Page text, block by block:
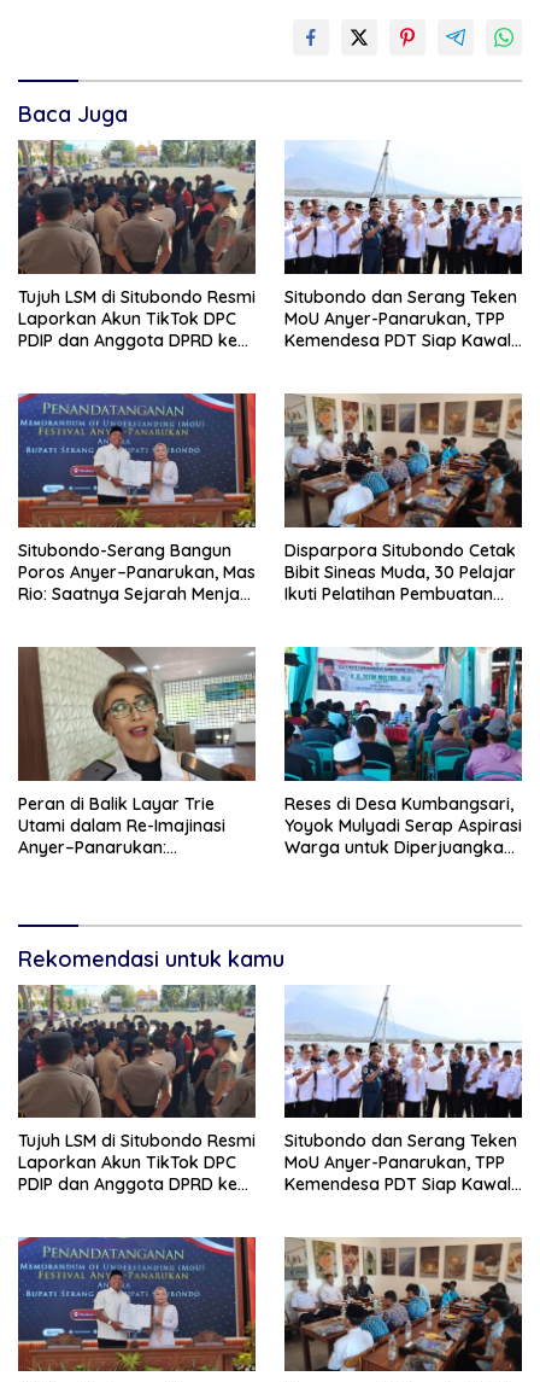
Baca Juga
Tujuh LSM di Situbondo Resmi
Laporkan Akun TikTok DPC
PDIP dan Anggota DPRD ke
Situbondo dan Serang Teken
MoU Anyer-Panarukan, TPP
Kemendesa PDT Siap Kawal
Situbondo-Serang Bangun
Poros Anyer–Panarukan, Mas
Rio: Saatnya Sejarah Menjadi
Disparpora Situbondo Cetak
Bibit Sineas Muda, 30 Pelajar
Ikuti Pelatihan Pembuatan
Peran di Balik Layar Trie
Utami dalam Re-Imajinasi
Anyer–Panarukan:
Reses di Desa Kumbangsari,
Yoyok Mulyadi Serap Aspirasi
Warga untuk Diperjuangkan
Rekomendasi untuk kamu
Tujuh LSM di Situbondo Resmi
Laporkan Akun TikTok DPC
PDIP dan Anggota DPRD ke
Situbondo dan Serang Teken
MoU Anyer-Panarukan, TPP
Kemendesa PDT Siap Kawal